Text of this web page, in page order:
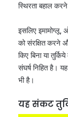
स्थिरता बहाल
इसलिए इमामोग्लू,
को संरक्षित करने
किए बिना या
संघर्ष निहित है।
भी है।
यह संकट